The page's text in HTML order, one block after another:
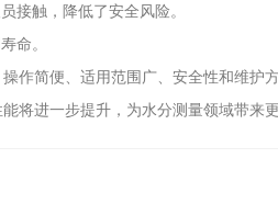
触，降低了安全风险。
命。
简便、适用范围广、安全性和维护
将进一步提升，为水分测量领域带来更